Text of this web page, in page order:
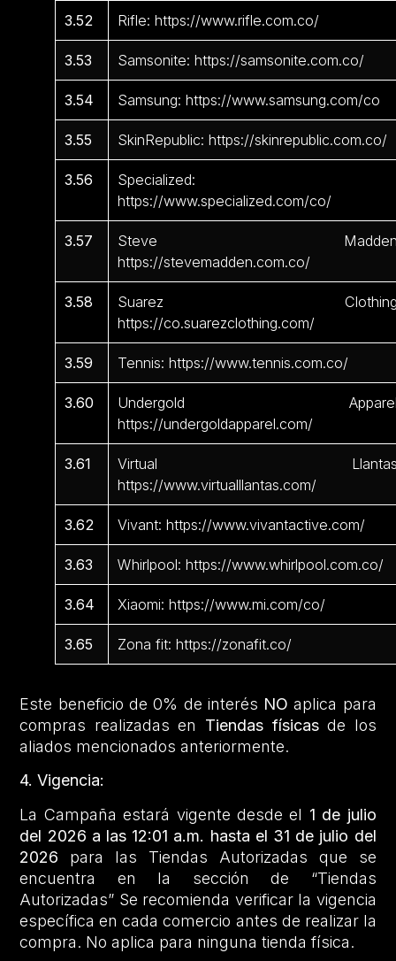
3.52 Rifle: https://www.rifle.com.co/
3.53 Samsonite: https://samsonite.com.co/
3.54 Samsung: https://www.samsung.com/co
3.55 SkinRepublic: https://skinrepublic.com.co/
3.56
Specialized:
https://www.specialized.com/co/
3.57
Steve
https://stevemadden.com.co/
3.58
Suarez
https://co.suarezclothing.com/
3.59 Tennis: https://www.tennis.com.co/
3.60
Undergold
https://undergoldapparel.com/
3.61
Virtual
https://www.virtualllantas.com/
3.62 Vivant: https://www.vivantactive.com/
3.63 Whirlpool: https://www.whirlpool.com.co/
3.64 Xiaomi: https://www.mi.com/co/
3.65 Zona fit: https://zonafit.co/
Este beneficio de 0% de interés NOaplica para
compras realizadas en Tiendas físicasde los
aliados mencionados anteriormente.
4. Vigencia:
La Campaña estará vigente desde el 1 de julio
del 2026 a las 12:01 a.m. hasta el 31 de julio del
2026 para las Tiendas Autorizadas que se
encuentra en la sección de “Tiendas
Autorizadas” Se recomienda verificar la vigencia
específica en cada comercio antes de realizar la
compra. No aplica para ninguna tienda física.